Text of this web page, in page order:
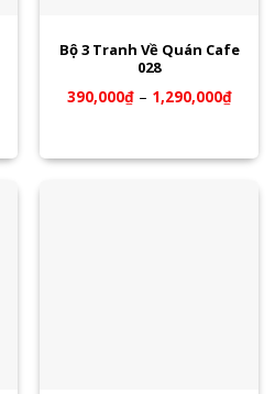
Bộ 3 Tranh Về Quán Cafe
028
390,000₫– 1,290,000₫